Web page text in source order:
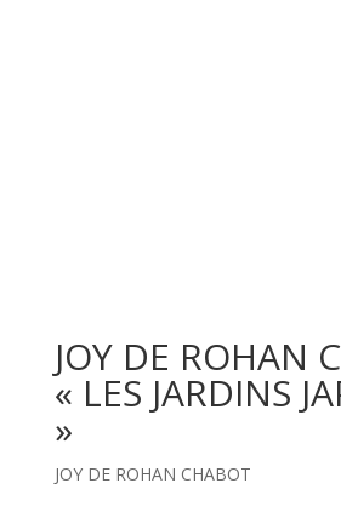
JOY DE ROHAN
« LES JARDINS
»
JOY DE ROHAN CHABOT